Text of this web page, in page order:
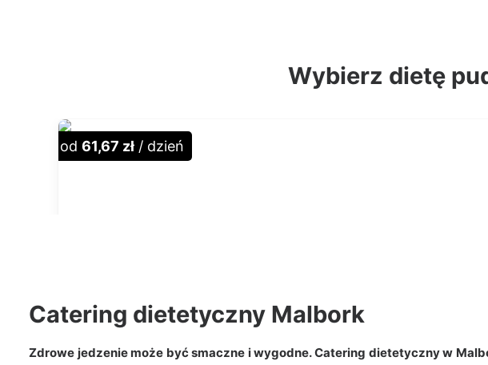
Wybierz dietę
od 61,67 zł / dzień
Catering dietetyczny Malbork
Zdrowe jedzenie może być smaczne i wygodne. Catering dietetyczny w